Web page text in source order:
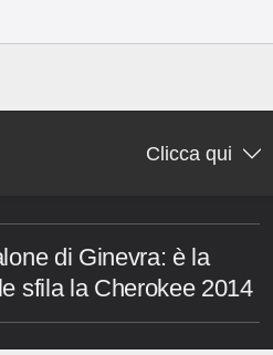
Clicca qui
di Ginevra: è la
sfila la Cherokee 2014